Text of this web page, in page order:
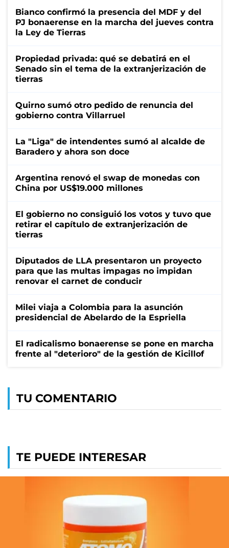
Bianco confirmó la presencia del MDF y del
PJ bonaerense en la marcha del jueves contra
la Ley de Tierras
Propiedad privada: qué se debatirá en el
Senado sin el tema de la extranjerización de
tierras
Quirno sumó otro pedido de renuncia del
gobierno contra Villarruel
La "Liga" de intendentes sumó al alcalde de
Baradero y ahora son doce
Argentina renovó el swap de monedas con
China por US$19.000 millones
El gobierno no consiguió los votos y tuvo que
retirar el capítulo de extranjerización de
tierras
Diputados de LLA presentaron un proyecto
para que las multas impagas no impidan
renovar el carnet de conducir
Milei viaja a Colombia para la asunción
presidencial de Abelardo de la Espriella
El radicalismo bonaerense se pone en marcha
frente al "deterioro" de la gestión de Kicillof
TU COMENTARIO
TE PUEDE INTERESAR